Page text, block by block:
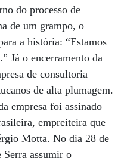
do processo de
de um grampo, o
a história: “Estamos
Já o encerramento da
de consultoria
de alta plumagem.
empresa foi assinado
empreiteira que
Motta. No dia 28 de
assumir o